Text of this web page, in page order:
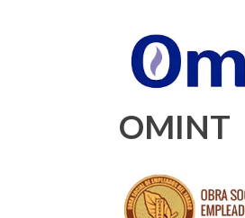
OMINT